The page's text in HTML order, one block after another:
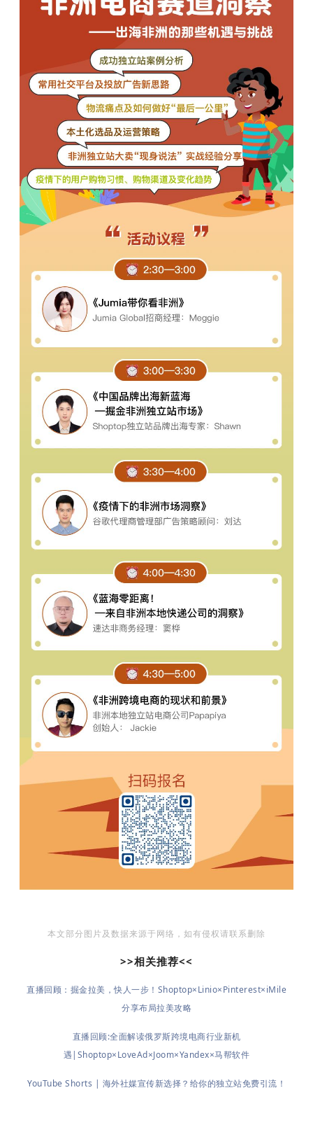
本文部分图片及数据来源于网络，如有侵权请联系删除
>>相关推荐<<
直播回顾：掘金拉美，快人一步！Shoptop×Linio×Pinterest×iMile
分享布局拉美攻略
直播回顾:全面解读俄罗斯跨境电商行业新机
遇|Shoptop×LoveAd×Joom×Yandex×马帮软件
YouTube Shorts | 海外社媒宣传新选择？给你的独立站免费引流！